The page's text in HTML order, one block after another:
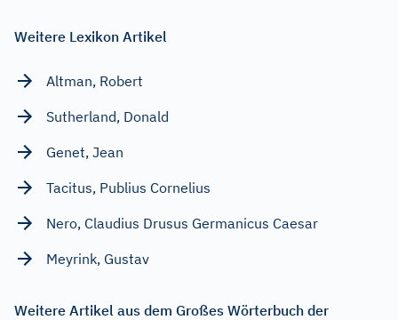
Weitere Lexikon Artikel
Altman, Robert
Sutherland, Donald
Genet, Jean
Tacitus, Publius Cornelius
Nero, Claudius Drusus Germanicus Caesar
Meyrink, Gustav
Weitere Artikel aus dem Großes Wörterbuch der